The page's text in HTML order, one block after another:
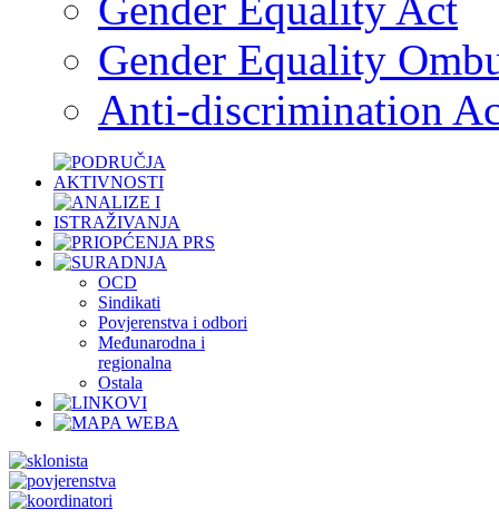
Gender Equality
Anti-discrimination
OCD
Sindikati
Povjerenstva i odbori
Međunarodna i
regionalna
Ostala